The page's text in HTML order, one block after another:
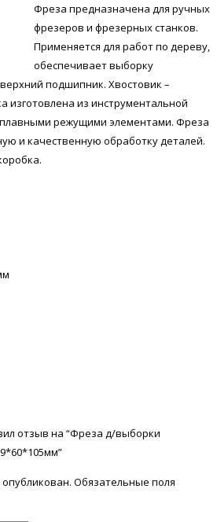
Фреза предназначена для ручных
фрезеров и фрезерных станков.
Применяется для работ по дереву,
обеспечивает выборку
подшипник. Хвостовик –
изготовлена из инструментальной
режущими элементами. Фреза
и качественную обработку деталей.
отзыв на “Фреза д/выборки
Обязательные поля